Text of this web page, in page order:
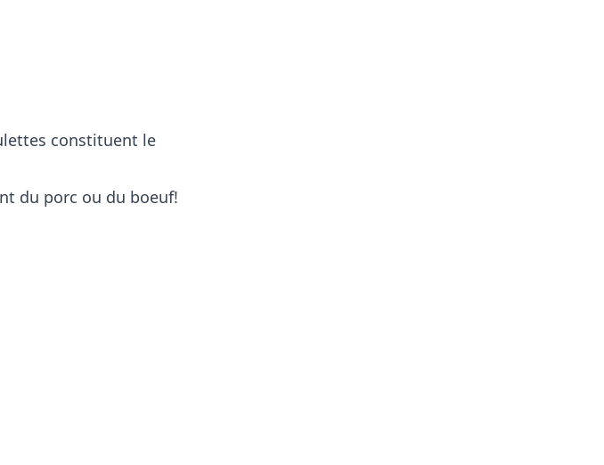
constituent le
du porc ou du boeuf!